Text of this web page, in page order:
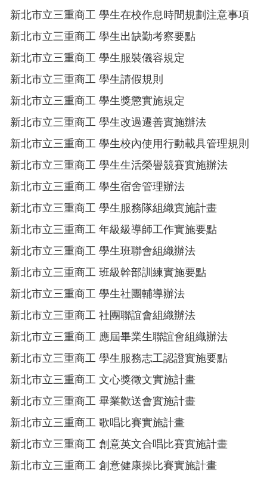
新北市立三重商工 學生在校作息時間規劃注意事項
新北市立三重商工 學生出缺勤考察要點
新北市立三重商工 學生服裝儀容規定
新北市立三重商工 學生請假規則
新北市立三重商工 學生獎懲實施規定
新北市立三重商工 學生改過遷善實施辦法
新北市立三重商工 學生校內使用行動載具管理規則
新北市立三重商工 學生生活榮譽競賽實施辦法
新北市立三重商工 學生宿舍管理辦法
新北市立三重商工 學生服務隊組織實施計畫
新北市立三重商工 年級級導師工作實施要點
新北市立三重商工 學生班聯會組織辦法
新北市立三重商工 班級幹部訓練實施要點
新北市立三重商工 學生社團輔導辦法
新北市立三重商工 社團聯誼會組織辦法
新北市立三重商工 應屆畢業生聯誼會組織辦法
新北市立三重商工 學生服務志工認證實施要點
新北市立三重商工 文心獎徵文實施計畫
新北市立三重商工 畢業歡送會實施計畫
新北市立三重商工 歌唱比賽實施計畫
新北市立三重商工 創意英文合唱比賽實施計畫
新北市立三重商工 創意健康操比賽實施計畫